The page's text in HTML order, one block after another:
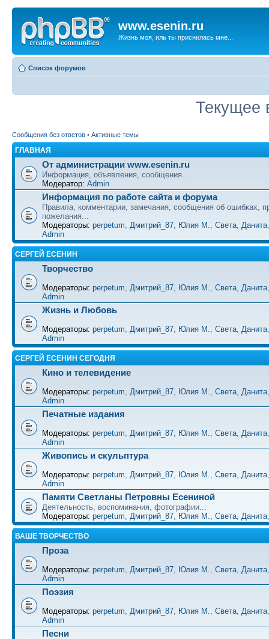
www.esenin.ru
Жизнь моя, иль ты приснилась мне...
Список форумов
Текущее
Сообщения без ответов • Активные темы
ГЛАВНАЯ
От администрации www.esenin.ru
Информация, объявления, сообщения...
Модератор: Admin
Информация по работе сайта и форума
Правила, комментарии, замечания, сообщения об ошибках,
пожелания...
Модераторы: perpetum, Дмитрий_87, Юлия М., Света, Данита
Admin
СЕРГЕЙ ЕСЕНИН
Творчество
Модераторы: perpetum, Дмитрий_87, Юлия М., Света, Данита
Admin
Жизнь и Любовь
Модераторы: perpetum, Дмитрий_87, Юлия М., Света, Данита
Admin
СЕРГЕЙ ЕСЕНИН СЕГОДНЯ
Кино и телевидение
Модераторы: perpetum, Дмитрий_87, Юлия М., Света, Данита
Admin
Печатные издания
Модераторы: perpetum, Дмитрий_87, Юлия М., Света, Данита
Admin
Живопись и скульптура
Модераторы: perpetum, Дмитрий_87, Юлия М., Света, Данита
Admin
Памяти Светланы Петровны Есениной
Деятельность, воспоминания, фотографии...
Модераторы: perpetum, Дмитрий_87, Юлия М., Света, Данита
ВАШЕ ТВОРЧЕСТВО
Проза
Модераторы: perpetum, Дмитрий_87, Юлия М., Света, Данита
Admin
Поэзия
Модераторы: perpetum, Дмитрий_87, Юлия М., Света, Данита
Admin
Песни